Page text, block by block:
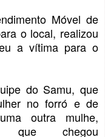
Móvel de
o local, realizou
a vítima para o
do Samu, que
no forró e de
outra mulhe,
que chegou